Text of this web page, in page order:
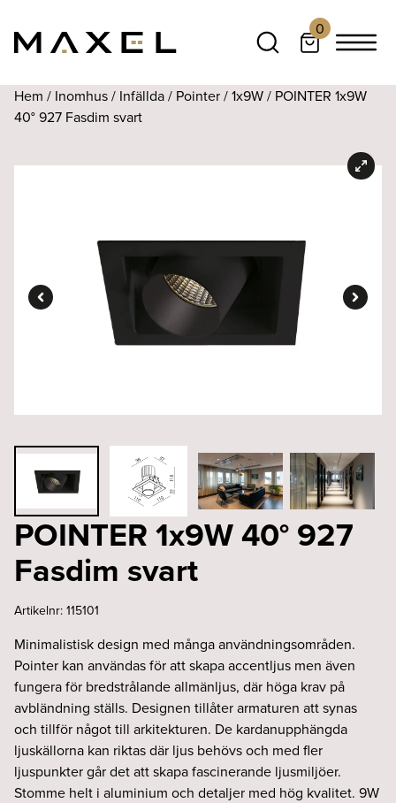
0
Hem / Inomhus/ Infällda/ Pointer/1x9W/ POINTER 1x9W
40° 927 Fasdim svart
POINTER 1x9W 40° 927
Fasdim svart
Artikelnr: 115101
Minimalistisk design med många användningsområden.
Pointer kan användas för att skapa accentljus men även
fungera för bredstrålande allmänljus, där höga krav på
avbländning ställs. Designen tillåter armaturen att synas
och tillför något till arkitekturen. De kardanupphängda
ljuskällorna kan riktas där ljus behövs och med fler
ljuspunkter går det att skapa fascinerande ljusmiljöer.
Stomme helt i aluminium och detaljer med hög kvalitet. 9W